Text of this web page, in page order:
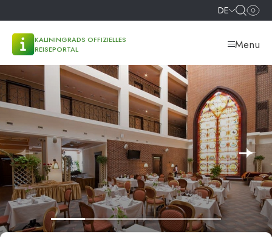
DE
KALININGRADS OFFIZIELLES
REISEPORTAL
Menu